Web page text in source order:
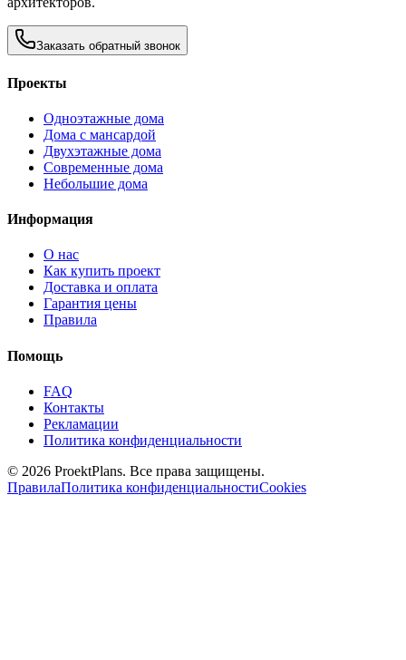
Заказать обратный звонок
Проекты
Одноэтажные дома
Дома с мансардой
Двухэтажные дома
Современные дома
Небольшие дома
Информация
О нас
Как купить проект
Доставка и оплата
Гарантия цены
Правила
Помощь
FAQ
Контакты
Рекламации
Политика конфиденциальности
© 2026 ProektPlans. Все права защищены.
ПравилаПолитика конфиденциальностиCookies